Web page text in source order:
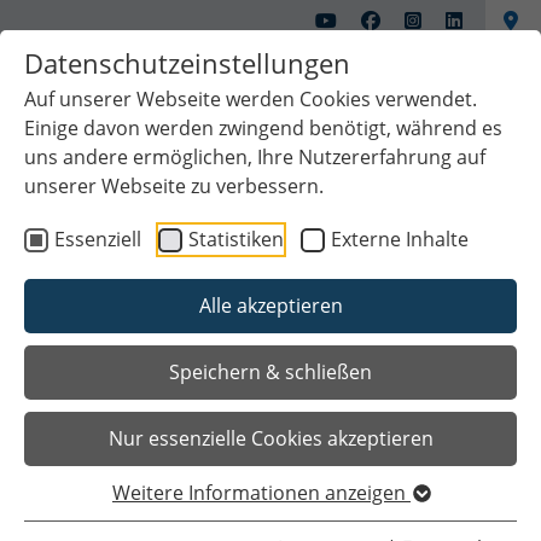
Datenschutzeinstellungen
Auf unserer Webseite werden Cookies verwendet.
Einige davon werden zwingend benötigt, während es
uns andere ermöglichen, Ihre Nutzererfahrung auf
unserer Webseite zu verbessern.
Essenziell
Statistiken Externe Inhalte
Alle akzeptieren
Speichern & schließen
Nur essenzielle Cookies akzeptieren
Weitere Informationen anzeigen
Sie sind hier Startseite Bauen Unsere Aufgabenbereiche 2016
Bekanntmachungen von
Bauleitplänen und Satzungen -
Archiv 2016
Bebauungsplan Nr. 10 „Molkereistraße“, 1.
Änderung, gemäß § 13a Baugesetzbuch